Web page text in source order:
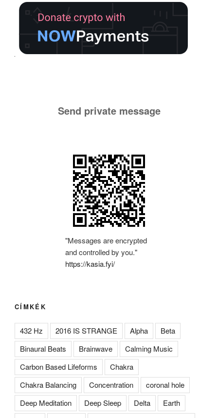
Send private message
"Messages are encrypted
and controlled by you."
https://kasia.fyi/
CÍMKÉK
432 Hz 2016 IS STRANGE Alpha
Beta
Binaural Beats
Brainwave
Calming Music
Carbon Based Lifeforms
Chakra
Chakra Balancing
Concentration
coronal hole
Deep Meditation
Deep Sleep Delta
Earth